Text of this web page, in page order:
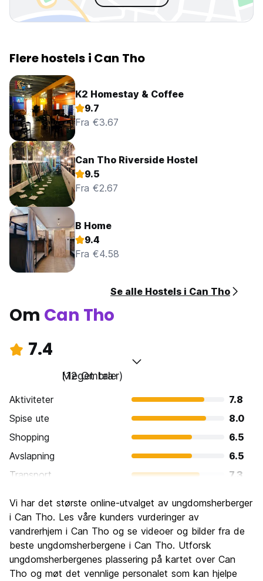
Flere hostels i Can Tho
K2 Homestay & Coffee
9.7
Fra €3.67
Can Tho Riverside Hostel
9.5
Fra €2.67
B Home
9.4
Fra €4.58
Se alle Hostels i Can Tho
Om Can Tho
7.4
Meget bra
(12 Omtaler)
Aktiviteter
7.8
Spise ute
8.0
Shopping
6.5
Avslapning
6.5
Transport
7.3
Kultur
Feste
5.5
Verdi for pengene
Vi har det største online-utvalget av ungdomsherberger
i Can Tho. Les våre kunders vurderinger av
vandrerhjem i Can Tho og se videoer og bilder fra de
beste ungdomsherbergene i Can Tho. Utforsk
ungdomsherbergenes plassering på kartet over Can
Tho og møt det vennlige personalet som kan hjelpe